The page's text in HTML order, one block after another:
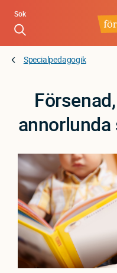
Hoppa
huvudinnehåll
Sök
Specialpedagogik